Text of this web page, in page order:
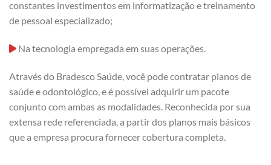
constantes investimentos em informatização e treinamento
de pessoal especializado;
Na tecnologia empregada em suas operações.
Através do Bradesco Saúde, você pode contratar planos de
saúde e odontológico, e é possível adquirir um pacote
conjunto com ambas as modalidades. Reconhecida por sua
extensa rede referenciada, a partir dos planos mais básicos
que a empresa procura fornecer cobertura completa.